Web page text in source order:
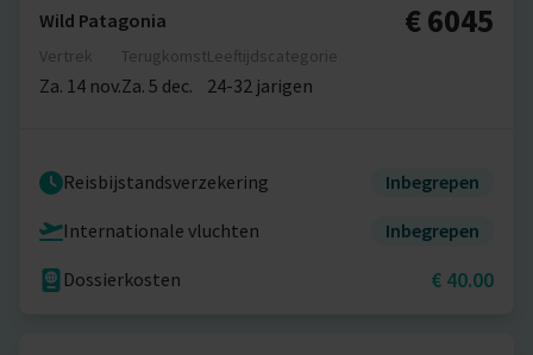
Wild Patagonia € 6045
Vertrek
Za. 14 nov.
Terugkomst
Za. 5 dec.
Leeftijdscategorie
24-32 jarigen
Reisbijstandsverzekering Inbegrepen
Internationale vluchten Inbegrepen
Dossierkosten € 40.00